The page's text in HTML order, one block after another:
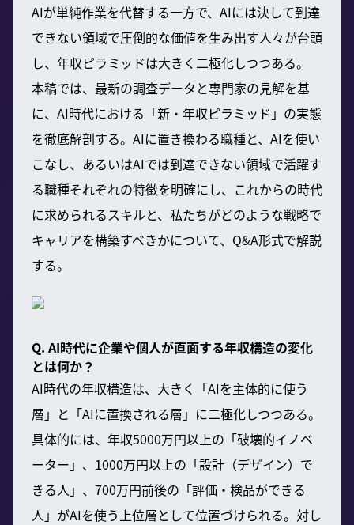
AIが単純作業を代替する一方で、AIには決して到達
できない領域で圧倒的な価値を生み出す人々が台頭
し、年収ピラミッドは大きく二極化しつつある。
本稿では、最新の調査データと専門家の見解を基
に、AI時代における「新・年収ピラミッド」の実態
を徹底解剖する。AIに置き換わる職種と、AIを使い
こなし、あるいはAIでは到達できない領域で活躍す
る職種それぞれの特徴を明確にし、これからの時代
に求められるスキルと、私たちがどのような戦略で
キャリアを構築すべきかについて、Q&A形式で解説
する。
Q. AI時代に企業や個人が直面する年収構造の変化
とは何か？
AI時代の年収構造は、大きく「AIを主体的に使う
層」と「AIに置換される層」に二極化しつつある。
具体的には、年収5000万円以上の「破壊的イノベ
ーター」、1000万円以上の「設計（デザイン）で
きる人」、700万円前後の「評価・検品ができる
人」がAIを使う上位層として位置づけられる。対し